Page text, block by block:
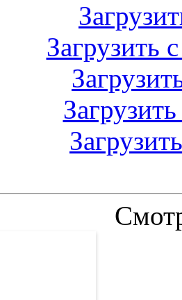
Загрузить